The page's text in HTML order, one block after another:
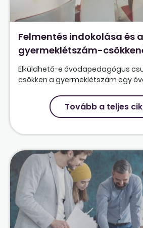
Felmentés indokolása és a
gyermeklétszám-
Elküldhető-e óvodapedagógus
csökken a gyermeklétszám egy
Tovább a teljes